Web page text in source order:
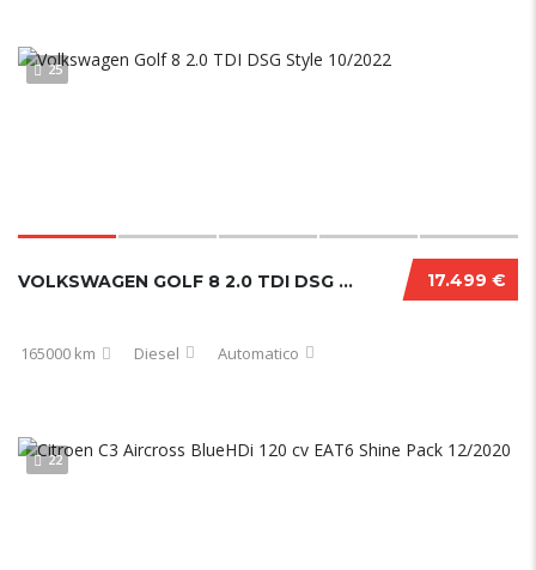
25
17.499 €
VOLKSWAGEN GOLF 8 2.0 TDI DSG STYLE 10/2022
165000 km Diesel Automatico
22